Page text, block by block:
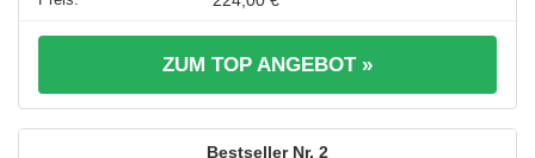
ZUM TOP ANGEBOT »
2